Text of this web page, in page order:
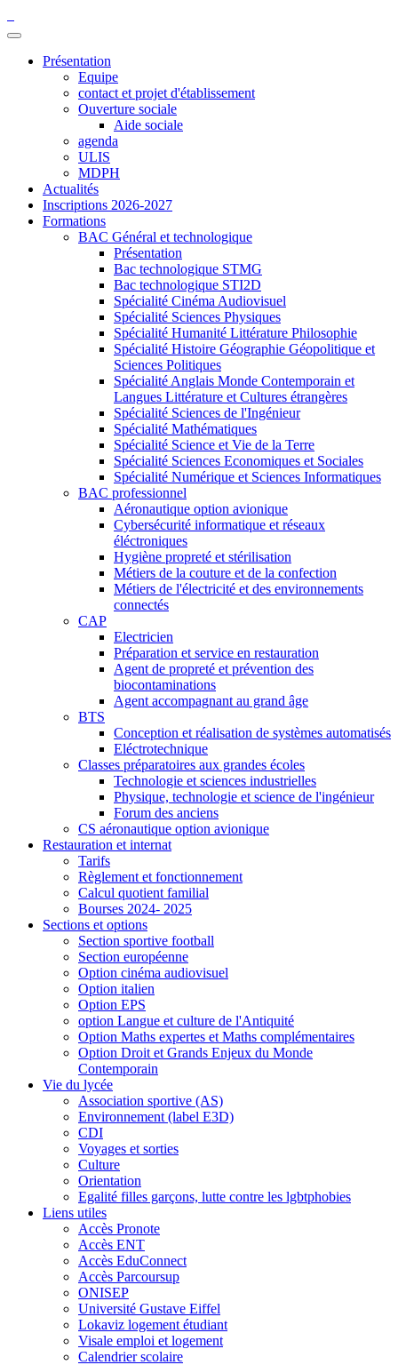
Présentation
Equipe
contact et projet d'établissement
Ouverture sociale
Aide sociale
agenda
ULIS
MDPH
Actualités
Inscriptions 2026-2027
Formations
BAC Général et technologique
Présentation
Bac technologique STMG
Bac technologique STI2D
Spécialité Cinéma Audiovisuel
Spécialité Sciences Physiques
Spécialité Humanité Littérature Philosophie
Spécialité Histoire Géographie Géopolitique et
Sciences Politiques
Spécialité Anglais Monde Contemporain et
Langues Littérature et Cultures étrangères
Spécialité Sciences de l'Ingénieur
Spécialité Mathématiques
Spécialité Science et Vie de la Terre
Spécialité Sciences Economiques et Sociales
Spécialité Numérique et Sciences Informatiques
BAC professionnel
Aéronautique option avionique
Cybersécurité informatique et réseaux
éléctroniques
Hygiène propreté et stérilisation
Métiers de la couture et de la confection
Métiers de l'électricité et des environnements
connectés
CAP
Electricien
Préparation et service en restauration
Agent de propreté et prévention des
biocontaminations
Agent accompagnant au grand âge
BTS
Conception et réalisation de systèmes automatisés
Eléctrotechnique
Classes préparatoires aux grandes écoles
Technologie et sciences industrielles
Physique, technologie et science de l'ingénieur
Forum des anciens
CS aéronautique option avionique
Restauration et internat
Tarifs
Règlement et fonctionnement
Calcul quotient familial
Bourses 2024- 2025
Sections et options
Section sportive football
Section européenne
Option cinéma audiovisuel
Option italien
Option EPS
option Langue et culture de l'Antiquité
Option Maths expertes et Maths complémentaires
Option Droit et Grands Enjeux du Monde
Contemporain
Vie du lycée
Association sportive (AS)
Environnement (label E3D)
CDI
Voyages et sorties
Culture
Orientation
Egalité filles garçons, lutte contre les lgbtphobies
Liens utiles
Accès Pronote
Accès ENT
Accès EduConnect
Accès Parcoursup
ONISEP
Université Gustave Eiffel
Lokaviz logement étudiant
Visale emploi et logement
Calendrier scolaire